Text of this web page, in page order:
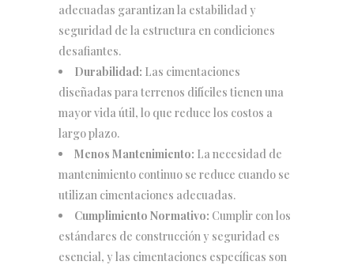
adecuadas garantizan la estabilidad y
seguridad de la estructura en condiciones
desafiantes.
Durabilidad: Las cimentaciones
diseñadas para terrenos difíciles tienen una
mayor vida útil, lo que reduce los costos a
largo plazo.
Menos Mantenimiento: La necesidad de
mantenimiento continuo se reduce cuando se
utilizan cimentaciones adecuadas.
Cumplimiento Normativo: Cumplir con los
estándares de construcción y seguridad es
esencial, y las cimentaciones específicas son